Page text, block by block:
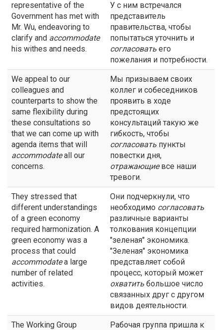
representative of the
Government has met with
Mr. Wu, endeavoring to
clarify and accommodate
his withes and needs.
У с ним встречался
представитель
правительства, чтобы
попытаться уточнить и
согласовать его
пожелания и потребности.
We appeal to our
colleagues and
counterparts to show the
same flexibility during
these consultations so
that we can come up with
agenda items that will
accommodateall our
concerns.
Мы призываем своих
коллег и собеседников
проявить в ходе
предстоящих
консультаций такую же
гибкость, чтобы
согласовать пункты
повестки дня,
отражающиевсе наши
тревоги.
They stressed that
different understandings
of a green economy
required harmonization. A
green economy was a
process that could
accommodatea large
number of related
activities.
Они подчеркнули, что
необходимо согласовать
различные варианты
толкования концепции
"зеленая" экономика.
"Зеленая" экономика
представляет собой
процесс, который может
охватить большое число
связанных друг с другом
видов деятельности.
The Working Group
Рабочая группа пришла к